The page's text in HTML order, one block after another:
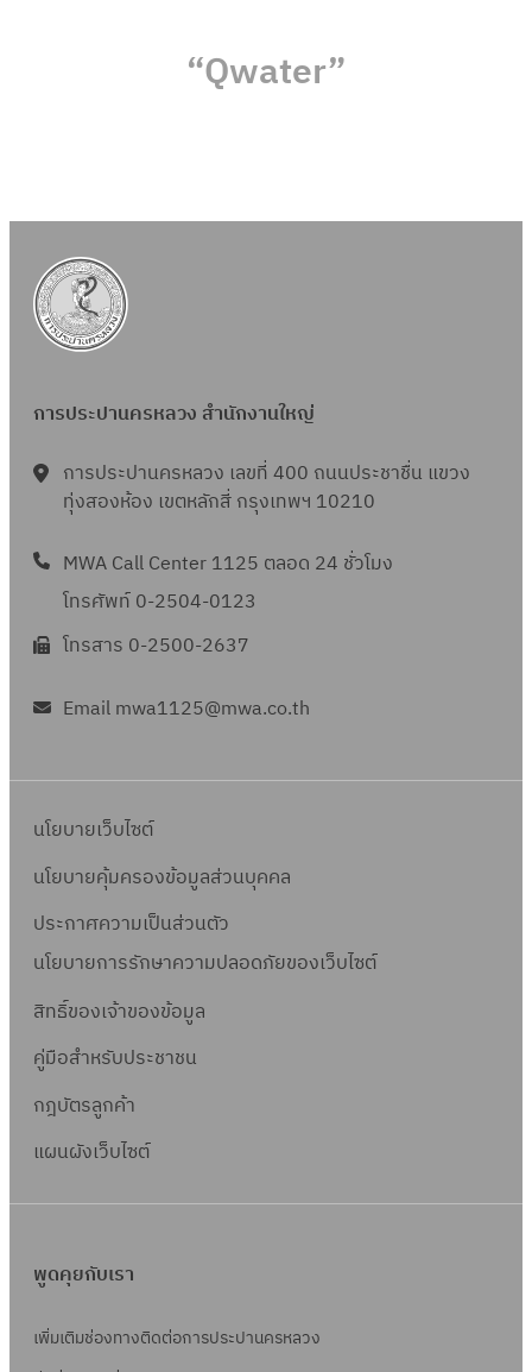
“Qwater”
การประปานครหลวง สำนักงานใหญ่
การประปานครหลวง เลขที่ 400 ถนนประชาชื่น แขวง
ทุ่งสองห้อง เขตหลักสี่ กรุงเทพฯ 10210
MWA Call Center 1125 ตลอด 24 ชั่วโมง
โทรศัพท์ 0-2504-0123
โทรสาร 0-2500-2637
Email mwa1125@mwa.co.th
นโยบายเว็บไซต์
นโยบายคุ้มครองข้อมูลส่วนบุคคล
ประกาศความเป็นส่วนตัว
นโยบายการรักษาความปลอดภัยของเว็บไซต์
สิทธิ์ของเจ้าของข้อมูล
คู่มือสำหรับประชาชน
กฎบัตรลูกค้า
แผนผังเว็บไซต์
พูดคุยกับเรา
เพิ่มเติมช่องทางติดต่อการประปานครหลวง